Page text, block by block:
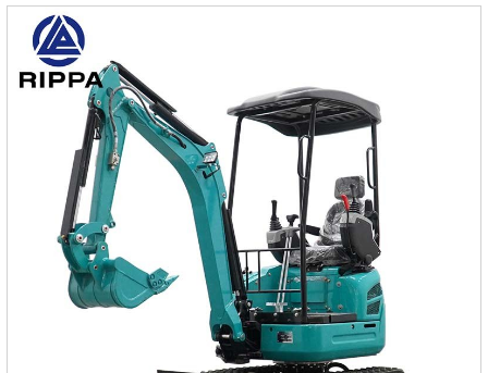
экономичности, низкой вибрации, низкого шума и
большей защиты окружающей среды.